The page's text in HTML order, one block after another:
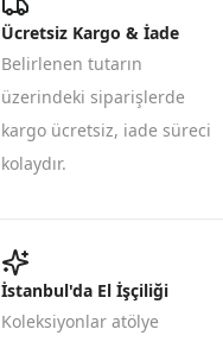
Ücretsiz Kargo & İade
Belirlenen tutarın
üzerindeki siparişlerde
kargo ücretsiz, iade süreci
kolaydır.
İstanbul'da El İşçiliği
Koleksiyonlar atölye